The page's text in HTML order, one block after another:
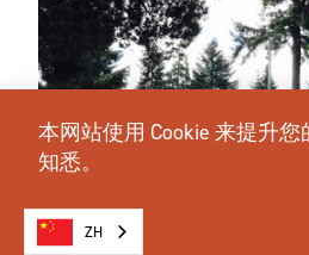
本网站使用 Cookie 来提升您
知悉。
ZH